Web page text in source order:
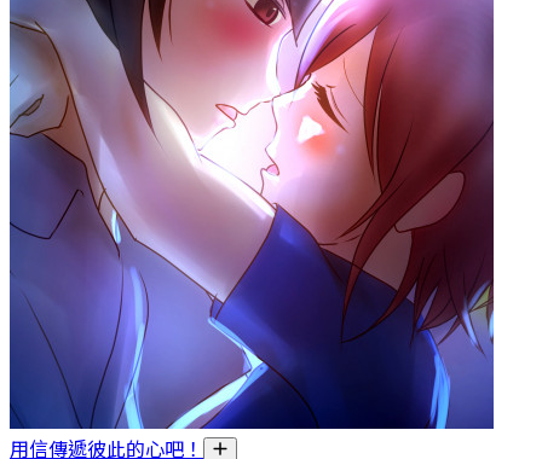
用信傳遞彼此的心吧！